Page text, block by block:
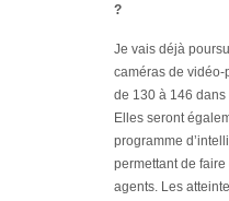
?
Je vais déjà
caméras de
de 130 à 146
Elles seront
programme
permettant de
agents. Les